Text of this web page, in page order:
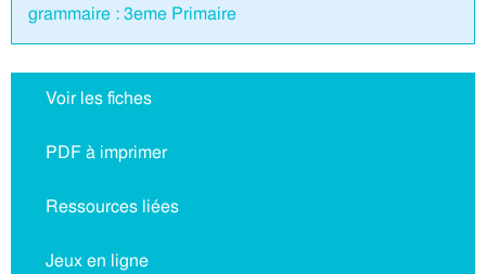
grammaire : 3eme Primaire
Voir les fiches
PDF à imprimer
Ressources liées
Jeux en ligne